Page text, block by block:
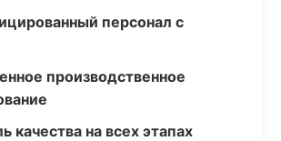
персонал с
производственное
качества на всех этапах